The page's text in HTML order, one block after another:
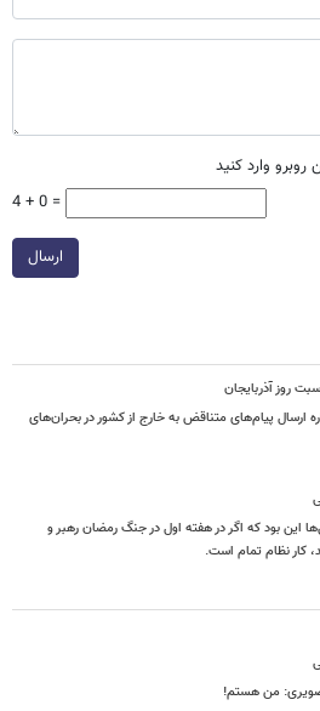
وارد کنید
4 + 0 =
ارسال
روز آذربایجان
ارسال پیام‌های متناقض به خارج از کشور در بحران‌های
این بود که اگر در هفته اول در جنگ رمضان رهبر و
کار نظام تمام است.
من هستم!